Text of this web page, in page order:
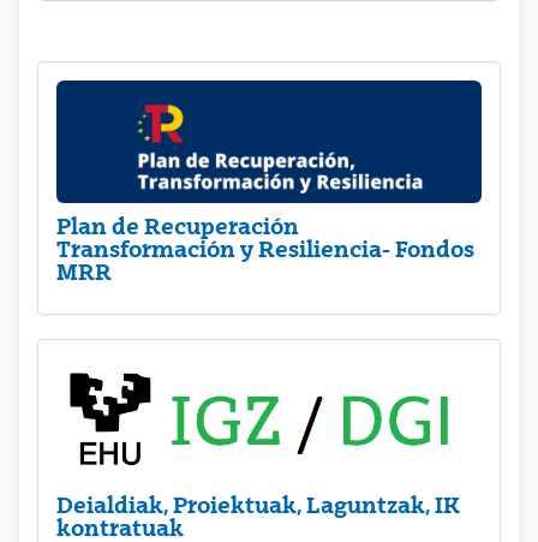
Plan de Recuperación
Transformación y Resiliencia- Fondos
MRR
Deialdiak, Proiektuak, Laguntzak, IK
kontratuak